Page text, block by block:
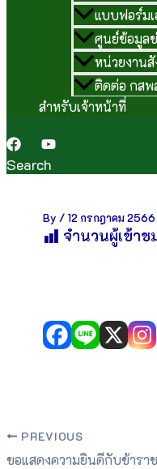
แบบฟอร์ม
ศูนย์ข้อมูล
หน่วยงาน
ติดต่อ กสพ
สำหรับเจ้าหน้าที่
Search
By / 12 กรกฎาคม 2566
จำนวนผู้เข้าช
PREVIOUS
ขอแสดงความยินดีกับข้ารา